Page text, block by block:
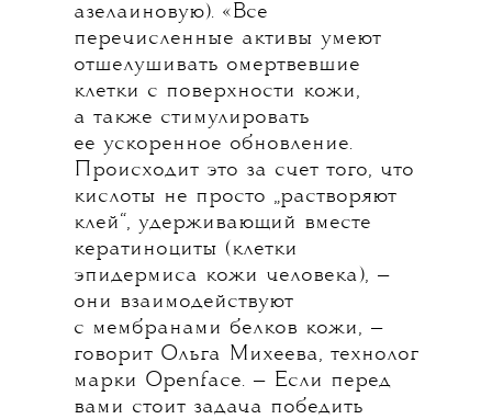
азелаиновую). «Все
перечисленные активы умеют
отшелушивать омертвевшие
клетки с поверхности кожи,
а также стимулировать
ее ускоренное обновление.
Происходит это за счет того, что
кислоты не просто „растворяют
клей“, удерживающий вместе
кератиноциты (клетки
эпидермиса кожи человека), —
они взаимодействуют
с мембранами белков кожи, —
говорит Ольга Михеева, технолог
марки Openface. — Если перед
вами стоит задача победить